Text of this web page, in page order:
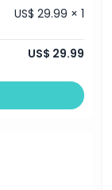
US$ 29.99 × 1
US$ 29.99